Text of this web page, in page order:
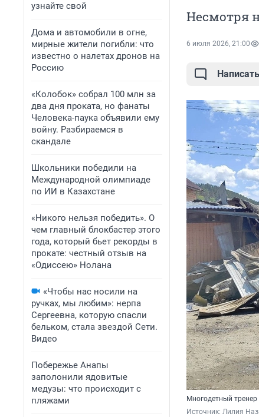
узнайте свой
Дома и автомобили в огне,
мирные жители погибли: что
известно о налетах дронов на
Россию
«Колобок» собрал 100 млн за
два дня проката, но фанаты
Человека-паука объявили ему
войну. Разбираемся в
скандале
Школьники победили на
Международной олимпиаде
по ИИ в Казахстане
«Никого нельзя победить». О
чем главный блокбастер этого
года, который бьет рекорды в
прокате: честный отзыв на
«Одиссею» Нолана
«Чтобы нас носили на
ручках, мы любим»: нерпа
Сергеевна, которую спасли
бельком, стала звездой Сети.
Видео
Побережье Анапы
заполонили ядовитые
медузы: что происходит с
пляжами
Несмотря
6 июля 2026, 21:00
Многодетный
Источник: Лилия